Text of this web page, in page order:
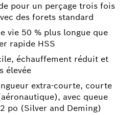
pour un perçage trois fois
des forets standard
vie 50 % plus longue que
rapide HSS
échauffement réduit et
élevée
extra-courte, courte
avec queue
po (Silver and Deming)